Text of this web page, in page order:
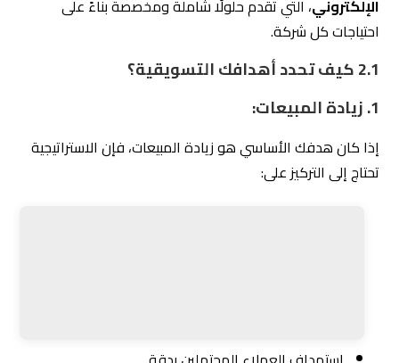
إذا كان هدفك الأساسي هو زيادة المبيعات، فإن الاستراتيجية
تحتاج إلى التركيز على:
استهداف العملاء المحتملين بدقة.
استخدام الإعلانات الرقمية مثل Google Ads وحملات
وسائل التواصل الاجتماعي.
التركيز ينصب على: